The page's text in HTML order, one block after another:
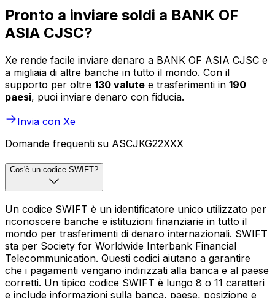
Pronto a inviare soldi a BANK OF
ASIA CJSC?
Xe rende facile inviare denaro a BANK OF ASIA CJSC e
a migliaia di altre banche in tutto il mondo. Con il
supporto per oltre 130 valute e trasferimenti in 190
paesi, puoi inviare denaro con fiducia.
Invia con Xe
Domande frequenti su ASCJKG22XXX
Cos'è un codice SWIFT?
Un codice SWIFT è un identificatore unico utilizzato per
riconoscere banche e istituzioni finanziarie in tutto il
mondo per trasferimenti di denaro internazionali. SWIFT
sta per Society for Worldwide Interbank Financial
Telecommunication. Questi codici aiutano a garantire
che i pagamenti vengano indirizzati alla banca e al paese
corretti. Un tipico codice SWIFT è lungo 8 o 11 caratteri
e include informazioni sulla banca, paese, posizione e